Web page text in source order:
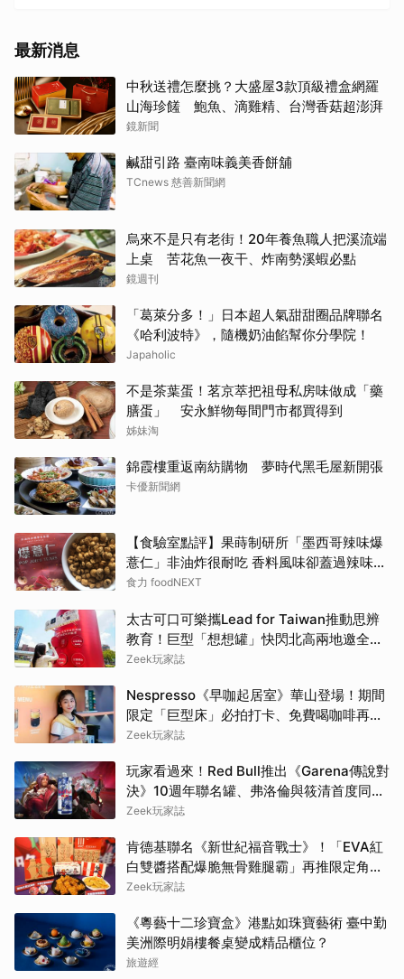
最新消息
中秋送禮怎麼挑？大盛屋3款頂級禮盒網羅
山海珍饈 鮑魚、滴雞精、台灣香菇超澎湃
鏡新聞
鹹甜引路 臺南味義美香餅舖
TCnews 慈善新聞網
烏來不是只有老街！20年養魚職人把溪流端
上桌 苦花魚一夜干、炸南勢溪蝦必點
鏡週刊
「葛萊分多！」日本超人氣甜甜圈品牌聯名
《哈利波特》，隨機奶油餡幫你分學院！
Japaholic
不是茶葉蛋！茗京萃把祖母私房味做成「藥
膳蛋」 安永鮮物每間門市都買得到
姊妹淘
錦霞樓重返南紡購物 夢時代黑毛屋新開張
卡優新聞網
【食驗室點評】果蒔制研所「墨西哥辣味爆
薏仁」非油炸很耐吃 香料風味卻蓋過辣味特
色
食力 foodNEXT
太古可口可樂攜Lead for Taiwan推動思辨
教育！巨型「想想罐」快閃北高兩地邀全民
挑戰「打破慣性」
Zeek玩家誌
Nespresso《早咖起居室》華山登場！期間
限定「巨型床」必拍打卡、免費喝咖啡再拿
好禮
Zeek玩家誌
玩家看過來！Red Bull推出《Garena傳說對
決》10週年聯名罐、弗洛倫與筱清首度同框
必收藏
Zeek玩家誌
肯德基聯名《新世紀福音戰士》！「EVA紅
白雙醬搭配爆脆無骨雞腿霸」再推限定角色
卡、周邊必搶收
Zeek玩家誌
《粵藝十二珍寶盒》港點如珠寶藝術 臺中勤
美洲際明娟樓餐桌變成精品櫃位？
旅遊經